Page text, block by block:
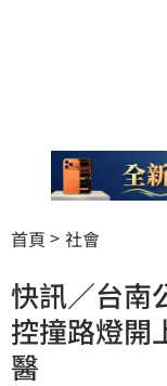
首頁 社會
快訊／台南
控撞路燈開
醫